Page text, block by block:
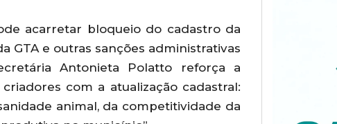
acarretar bloqueio do cadastro da
GTA e outras sanções administrativas
Antonieta Polatto reforça a
com a atualização cadastral:
animal, da competitividade da